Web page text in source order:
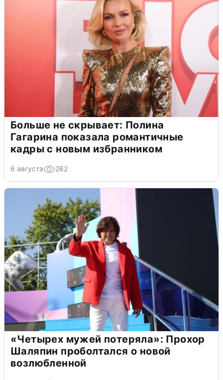
Больше не скрывает: Полина
Гагарина показала романтичные
кадры с новым избранником
6 августа 262
«Четырех мужей потеряла»: Прохор
Шаляпин проболтался о новой
возлюбленной